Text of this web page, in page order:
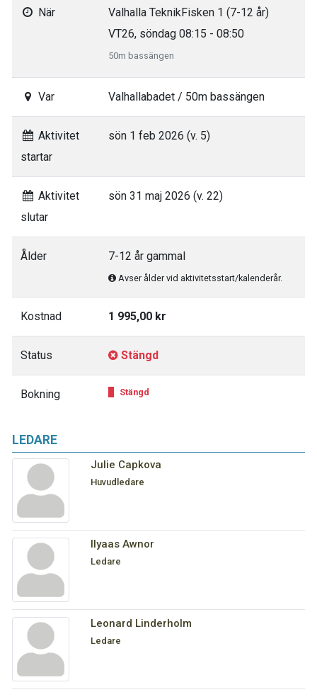
LEDARE
Julie Capkova
Huvudledare
Ilyaas Awnor
Ledare
Leonard Linderholm
Ledare
När
Valhalla TeknikFisken 1 (7-12 år)
VT26, söndag 08:15 - 08:50
50m bassängen
Var Valhallabadet / 50m bassängen
Aktivitet
startar
sön 1 feb 2026 (v. 5)
Aktivitet
slutar
sön 31 maj 2026 (v. 22)
Ålder 7-12 år gammal
Avser ålder vid aktivitetsstart/kalenderår.
Kostnad 1 995,00 kr
Status Stängd
Bokning Stängd